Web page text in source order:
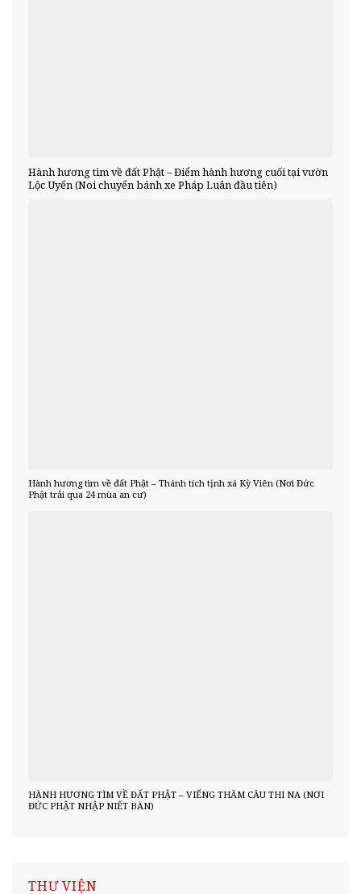
Hành hương tìm về đất Phật – Điểm hành hương cuối tại vườn
Lộc Uyển (Noi chuyển bánh xe Pháp Luân đầu tiên)
Hành hương tìm về đất Phật – Thánh tích tịnh xá Kỳ Viên (Nơi Đức
Phật trải qua 24 mùa an cư)
HÀNH HƯƠNG TÌM VỀ ĐẤT PHẬT – VIẾNG THĂM CÂU THI NA (NƠI
ĐỨC PHẬT NHẬP NIẾT BÀN)
THƯ VIỆN